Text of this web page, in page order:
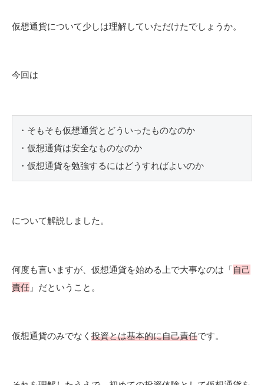
仮想通貨について少しは理解していただけたでしょうか。
今回は
・そもそも仮想通貨とどういったものなのか
・仮想通貨は安全なものなのか
・仮想通貨を勉強するにはどうすればよいのか
について解説しました。
何度も言いますが、仮想通貨を始める上で大事なのは「自己
責任 」だということ。
仮想通貨のみでなく 投資とは基本的に自己責任です。